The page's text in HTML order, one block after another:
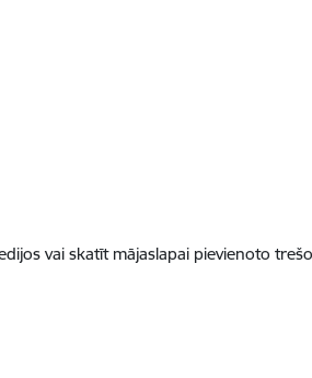
vai skatīt mājaslapai pievienoto